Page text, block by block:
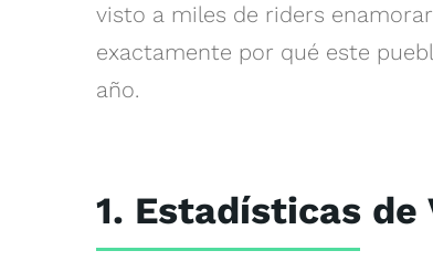
visto a miles de riders
exactamente por qué este
año.
1. Estadísticas